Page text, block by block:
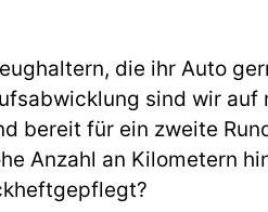
die ihr Auto
sind wir
bereit für ein zweite
Anzahl an Kilometern